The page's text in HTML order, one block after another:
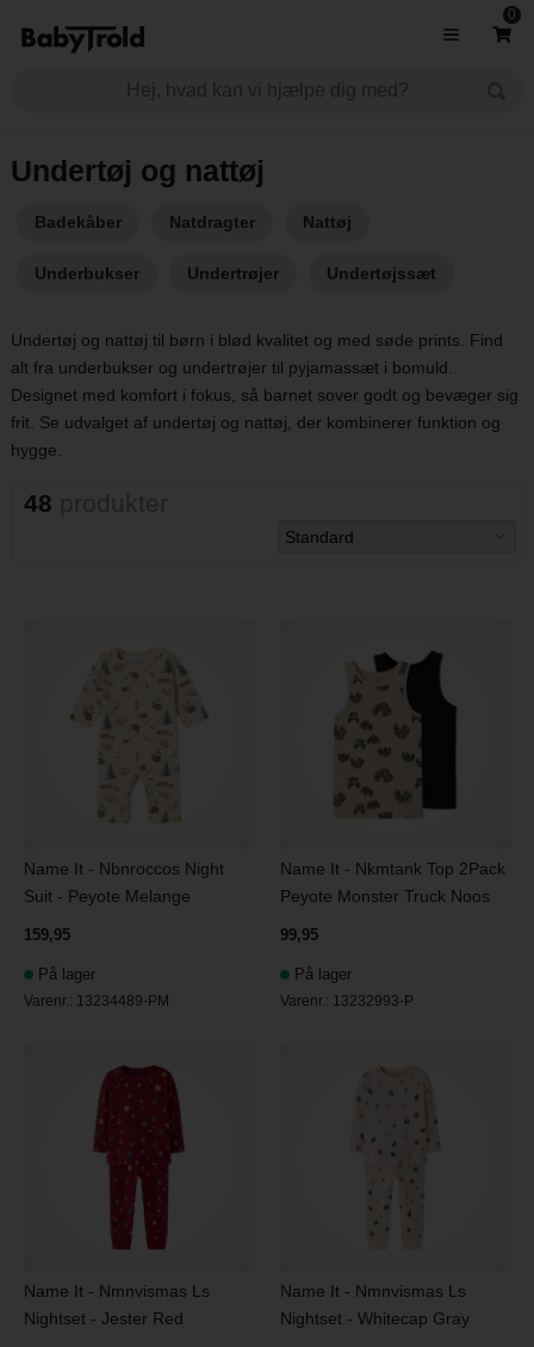
0
Undertøj og nattøj
Badekåber Natdragter Nattøj
Underbukser Undertrøjer Undertøjssæt
Undertøj og nattøj til børn i blød kvalitet og med søde prints. Find
alt fra underbukser og undertrøjer til pyjamassæt i bomuld.
Designet med komfort i fokus, så barnet sover godt og bevæger sig
frit. Se udvalget af undertøj og nattøj, der kombinerer funktion og
hygge.
48
Name It - Nbnroccos Night
Suit - Peyote Melange
159,95
På lager
Varenr.: 13234489-PM
Name It - Nkmtank Top 2Pack
Peyote Monster Truck Noos
99,95
På lager
Varenr.: 13232993-P
Name It - Nmnvismas Ls
Nightset - Jester Red
Name It - Nmnvismas Ls
Nightset - Whitecap Gray